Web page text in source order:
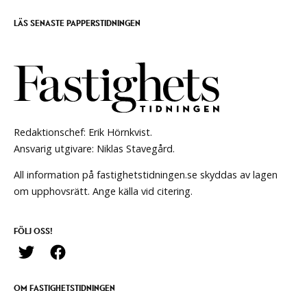
Redaktionschef: Erik Hörnkvist.
Ansvarig utgivare: Niklas Stavegård.
All information på fastighetstidningen.se skyddas av lagen
om upphovsrätt. Ange källa vid citering.
FÖLJ OSS!
OM FASTIGHETSTIDNINGEN
LÄS SENASTE PAPPERSTIDNINGEN